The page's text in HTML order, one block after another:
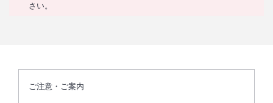
さい。
ご注意・ご案内